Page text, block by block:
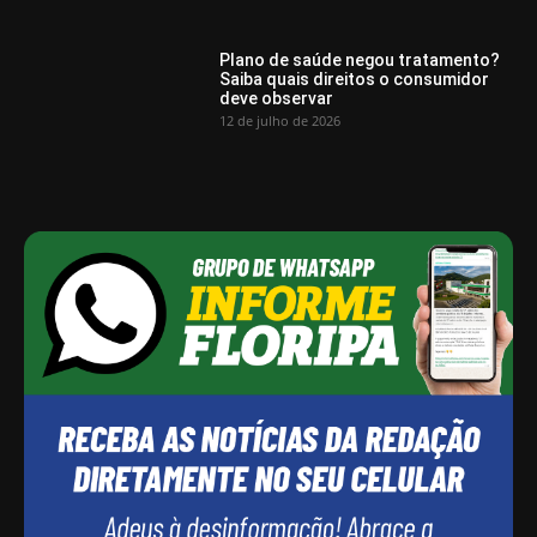
Plano de saúde negou tratamento?
Saiba quais direitos o consumidor
deve observar
12 de julho de 2026